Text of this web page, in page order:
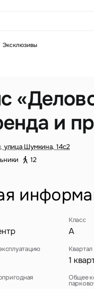
Эксклюзивы
и
улица Шумкина, 14с2
12
Класс
A
1
Общее
ваших